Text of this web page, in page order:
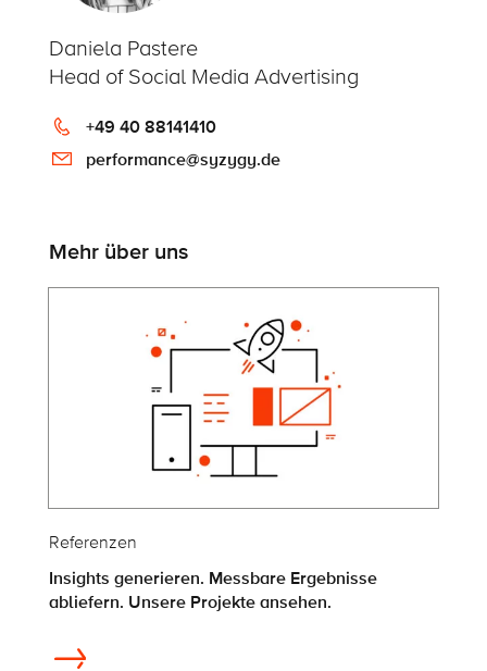
Daniela Pastere
Head of Social Media Advertising
+49 40 88141410
performance@syzygy.de
Mehr über uns
Referenzen
Insights generieren. Messbare Ergebnisse
abliefern. Unsere Projekte ansehen.